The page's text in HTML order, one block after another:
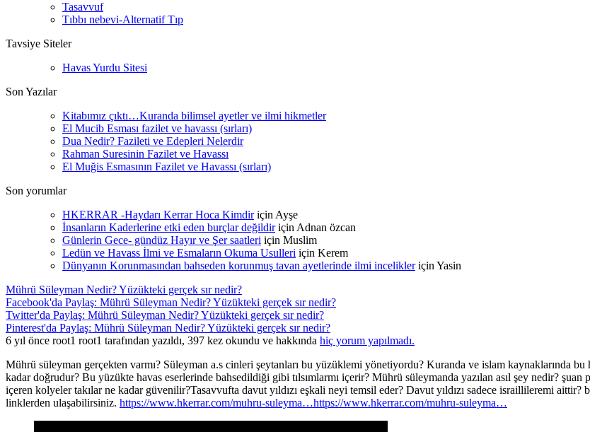
Tasavvuf
Tıbbı nebevi-Alternatif Tıp
Tavsiye Siteler
Havas Yurdu Sitesi
Son Yazılar
Kitabımız çıktı…Kuranda bilimsel ayetler ve ilmi hikmetler
El Mucib Esması fazilet ve havassı (sırları)
Dua Nedir? Fazileti ve Edepleri Nelerdir
Rahman Suresinin Fazilet ve Havassı
El Muğis Esmasının Fazilet ve Havassı (sırları)
Son yorumlar
HKERRAR -Haydarı Kerrar Hoca Kimdiriçin Ayşe
İnsanların Kaderlerine etki eden burçlar değildiriçin Adnan özcan
Günlerin Gece- gündüz Hayır ve Şer saatleri için Muslim
Ledün ve Havass İlmi ve Esmaların Okuma Usulleri için Kerem
Dünyanın Korunmasından bahseden korunmuş tavan ayetlerinde ilmi incelikleriçin Yasin
Mührü Süleyman Nedir? Yüzükteki gerçek sır nedir?
Facebook'da Paylaş: Mührü Süleyman Nedir? Yüzükteki gerçek sır nedir?
Twitter'da Paylaş: Mührü Süleyman Nedir? Yüzükteki gerçek sır nedir?
Pinterest'da Paylaş: Mührü Süleyman Nedir? Yüzükteki gerçek sır nedir?
6 yıl önce root1 root1 tarafından yazıldı, 397 kez okundu ve hakkında hiç yorum yapılmadı.
Mührü süleyman gerçekten varmı? Süleyman a.s cinleri şeytanları bu yüzüklemi yönetiyordu? Kuranda ve islam kaynaklarında
kadar doğrudur? Bu yüzükte havas eserlerinde bahsedildiği gibi tılsımlarmı içerir? Mührü süleymanda yazılan asıl şey nedir?
içeren kolyeler takılar ne kadar güvenilir?Tasavvufta davut yıldızı eşkali neyi temsil eder? Davut yıldızı sadece israillileremi
linklerden ulaşabilirsiniz. https://www.hkerrar.com/muhru-suleyma…https://www.hkerrar.com/muhru-suleyma…